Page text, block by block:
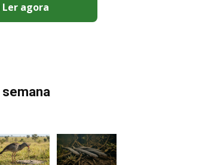
Ler agora